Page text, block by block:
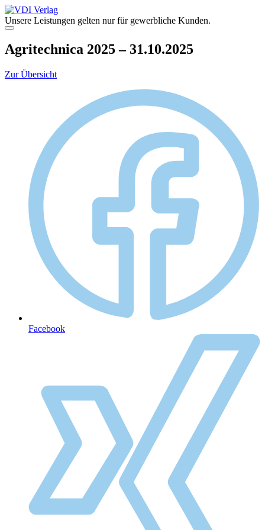
Zum
Inhalt
springen
Unsere Leistungen gelten nur für gewerbliche Kunden.
Menü
Agritechnica 2025 – 31.10.2025
Zur Übersicht
Facebook